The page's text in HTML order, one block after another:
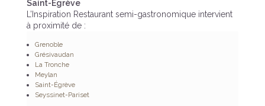
Saint-Égrève
L’Inspiration Restaurant semi-gastronomique intervient
à proximité de :
Grenoble
Grésivaudan
La Tronche
Meylan
Saint-Égrève
Seyssinet-Pariset